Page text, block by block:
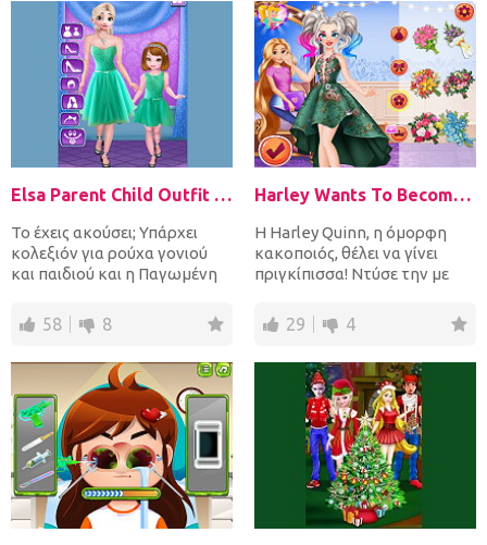
Elsa Parent Child Outfit Collection
Το έχεις ακούσει; Υπάρχει
κολεξιόν για ρούχα γονιού
και παιδιού και η Παγωμένη
58 8
Harley Wants To Become a Princess
Η Harley Quinn, η όμορφη
κακοποιός, θέλει να γίνει
πριγκίπισσα! Ντύσε την με
29 4